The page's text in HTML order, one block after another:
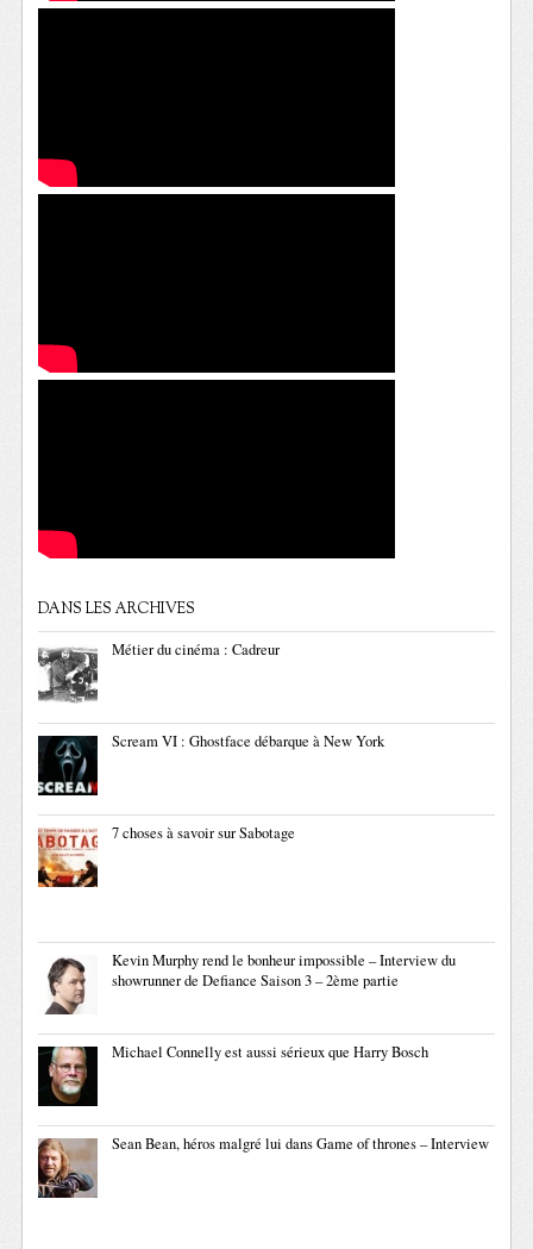
DANS LES ARCHIVES
Métier du cinéma : Cadreur
Scream VI : Ghostface débarque à New York
7 choses à savoir sur Sabotage
Kevin Murphy rend le bonheur impossible – Interview du
showrunner de Defiance Saison 3 – 2ème partie
Michael Connelly est aussi sérieux que Harry Bosch
Sean Bean, héros malgré lui dans Game of thrones – Interview